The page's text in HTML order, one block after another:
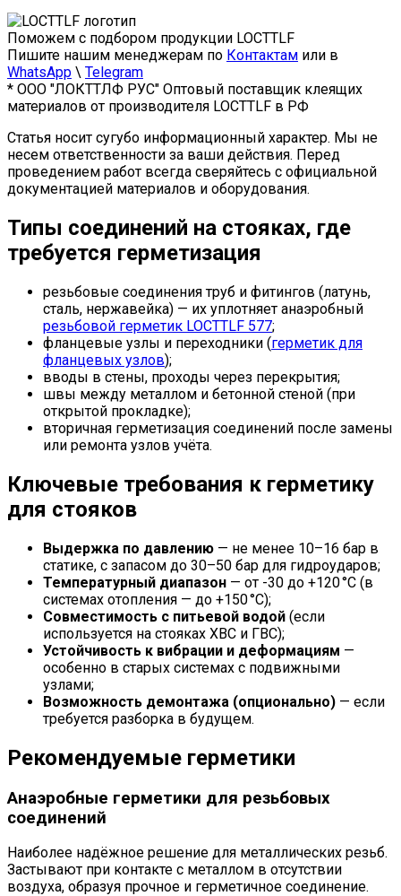
Поможем с подбором продукции LOCTTLF
Пишите нашим менеджерам по Контактам или в
WhatsApp \ Telegram
* ООО "ЛОКТТЛФ РУС" Оптовый поставщик клеящих
материалов от производителя LOCTTLF в РФ
Статья носит сугубо информационный характер. Мы не
несем ответственности за ваши действия. Перед
проведением работ всегда сверяйтесь с официальной
документацией материалов и оборудования.
Типы соединений на стояках, где
требуется герметизация
резьбовые соединения труб и фитингов (латунь,
сталь, нержавейка) — их уплотняет анаэробный
резьбовой герметик LOCTTLF 577;
фланцевые узлы и переходники (герметик для
фланцевых узлов);
вводы в стены, проходы через перекрытия;
швы между металлом и бетонной стеной (при
открытой прокладке);
вторичная герметизация соединений после замены
или ремонта узлов учёта.
Ключевые требования к герметику
для стояков
Выдержка по давлению — не менее 10–16 бар в
статике, с запасом до 30–50 бар для гидроударов;
Температурный диапазон — от -30 до +120 °C (в
системах отопления — до +150 °C);
Совместимость с питьевой водой (если
используется на стояках ХВС и ГВС);
Устойчивость к вибрации и деформациям —
особенно в старых системах с подвижными
узлами;
Возможность демонтажа (опционально) — если
требуется разборка в будущем.
Рекомендуемые герметики
Анаэробные герметики для резьбовых
соединений
Наиболее надёжное решение для металлических резьб.
Застывают при контакте с металлом в отсутствии
воздуха, образуя прочное и герметичное соединение.